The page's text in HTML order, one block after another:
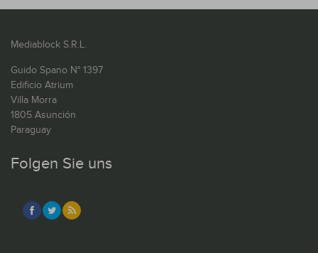
Mediablock S.R.L.
Guido Spano N° 1397
Edificio Atrium
Villa Morra
1805 Asunción
Paraguay
Folgen Sie uns